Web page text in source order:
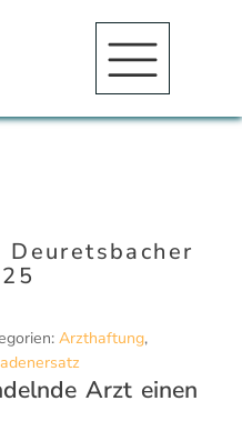
Arzthaftung,
Arzt einen